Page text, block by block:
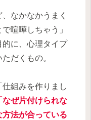
なかなかうまく
喧嘩しちゃう」
的に、心理タイプ
だくもの。
組みを作りまし
なぜ片付けられな
法が合っている